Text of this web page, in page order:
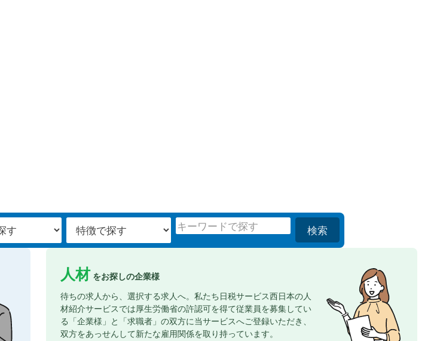
検索
人材 をお探しの企業様
待ちの求人から、選択する求人へ。私たち日税サービス西日本の人
材紹介サービスでは厚生労働省の許認可を得て従業員を募集してい
る「企業様」と「求職者」の双方に当サービスへご登録いただき、
双方をあっせんして新たな雇用関係を取り持っています。